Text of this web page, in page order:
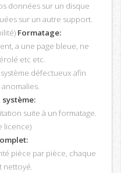
données sur un disque
sur un autre support.
Formatage:
a une page bleue, ne
etc etc.
défectueux afin
suite à un formatage.
licence)
pièce par pièce, chaque
nettoyé.